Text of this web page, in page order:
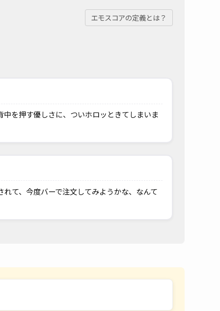
エモスコアの定義とは？
を押す優しさに、ついホロッときてしまいま
て、今度バーで注文してみようかな、なんて